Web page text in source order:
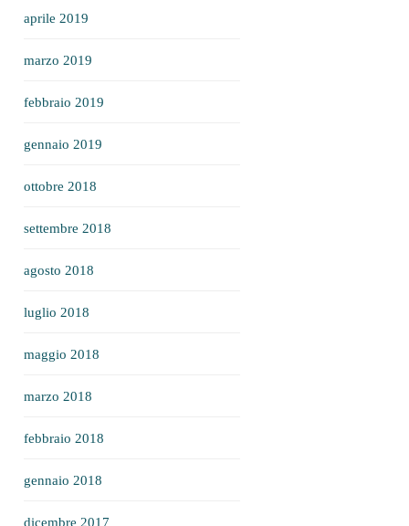
aprile 2019
marzo 2019
febbraio 2019
gennaio 2019
ottobre 2018
settembre 2018
agosto 2018
luglio 2018
maggio 2018
marzo 2018
febbraio 2018
gennaio 2018
dicembre 2017